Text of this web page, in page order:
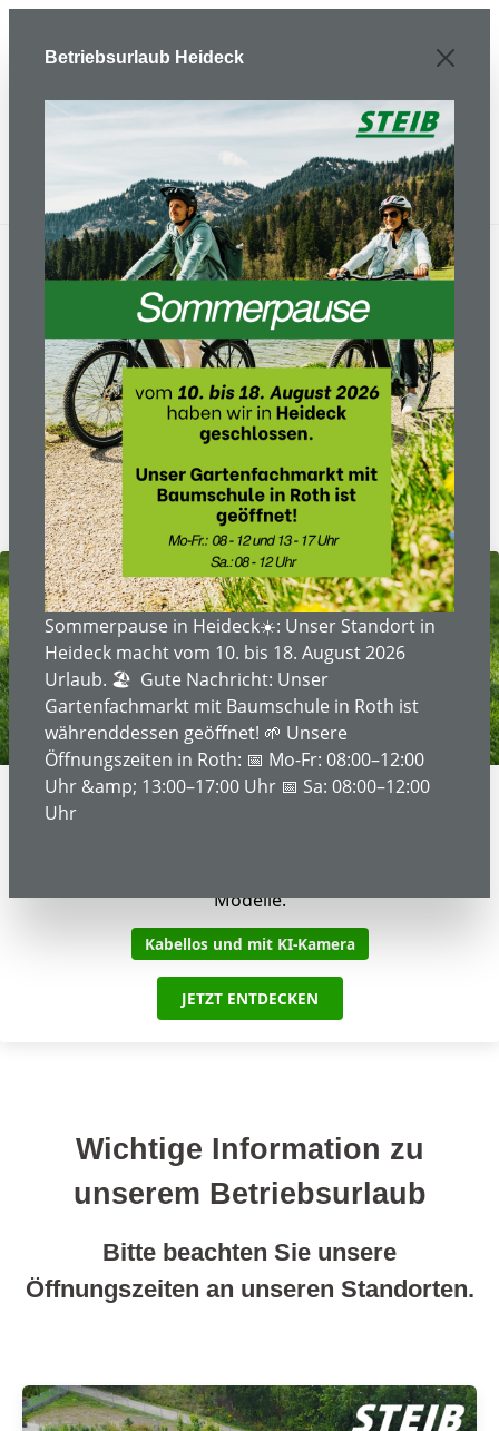
Herzlich Willkommen
beiSTEIB
Die beste Auswahl für Gartenliebhaber
und Fahrradbegeisterte.Entdecken Sie
unsere vielseitigen Angebote.
ALLES SEHEN. PRÄZISER MÄHEN.
Modelle.
Kabellos und mit KI-Kamera
JETZT ENTDECKEN
Wichtige Information zu
unserem Betriebsurlaub
Bitte beachten Sie unsere
Öffnungszeiten an unseren Standorten.
Betriebsurlaub Heideck
Sommerpause in Heideck☀️: Unser Standort in
Heideck macht vom 10. bis 18. August 2026
Urlaub. 🏖️ Gute Nachricht: Unser
Gartenfachmarkt mit Baumschule in Roth ist
währenddessen geöffnet! 🌱 Unsere
Öffnungszeiten in Roth: 📅 Mo-Fr: 08:00–12:00
Uhr &amp; 13:00–17:00 Uhr 📅 Sa: 08:00–12:00
Uhr